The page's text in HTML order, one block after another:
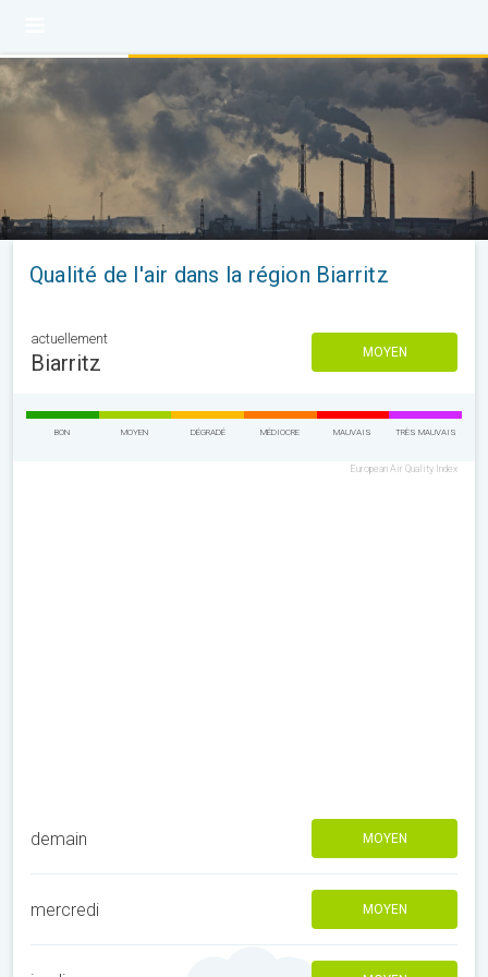
Qualité de l'air dans la région Biarritz
actuellement
Biarritz MOYEN
BON MOYEN DÉGRADÉ MÉDIOCRE MAUVAIS TRÈS MAUVAIS
European Air Quality Index
demain MOYEN
mercredi MOYEN